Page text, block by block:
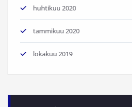
huhtikuu 2020
tammikuu 2020
lokakuu 2019